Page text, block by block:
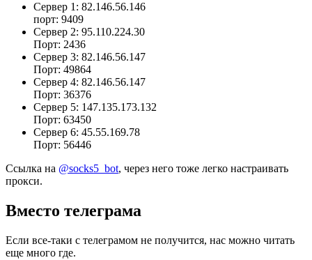
Сервер 1: 82.146.56.146
порт: 9409
Сервер 2: 95.110.224.30
Порт: 2436
Сервер 3: 82.146.56.147
Порт: 49864
Сервер 4: 82.146.56.147
Порт: 36376
Сервер 5: 147.135.173.132
Порт: 63450
Сервер 6: 45.55.169.78
Порт: 56446
Ссылка на @socks5_bot, через него тоже легко настраивать
прокси.
Вместо телеграма
Если все-таки с телеграмом не получится, нас можно читать
еще много где.